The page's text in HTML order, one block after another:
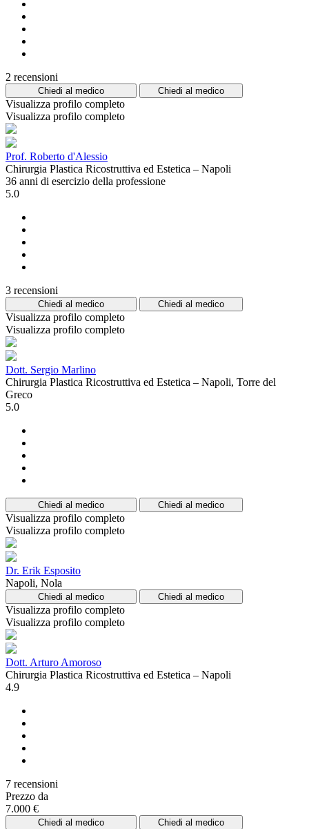
2 recensioni
Chiedi al medico Chiedi al medico
Visualizza profilo completo
Visualizza profilo completo
Prof. Roberto d'Alessio
Chirurgia Plastica Ricostruttiva ed Estetica – Napoli
36 anni di esercizio della professione
5.0
3 recensioni
Chiedi al medico Chiedi al medico
Visualizza profilo completo
Visualizza profilo completo
Dott. Sergio Marlino
Chirurgia Plastica Ricostruttiva ed Estetica – Napoli, Torre del
Greco
5.0
Chiedi al medico Chiedi al medico
Visualizza profilo completo
Visualizza profilo completo
Dr. Erik Esposito
Napoli, Nola
Chiedi al medico Chiedi al medico
Visualizza profilo completo
Visualizza profilo completo
Dott. Arturo Amoroso
Chirurgia Plastica Ricostruttiva ed Estetica – Napoli
4.9
7 recensioni
Prezzo da
7.000 €
Chiedi al medico Chiedi al medico